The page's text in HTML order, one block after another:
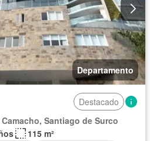
Departamento
Destacado
Santiago de Surco
115 m²